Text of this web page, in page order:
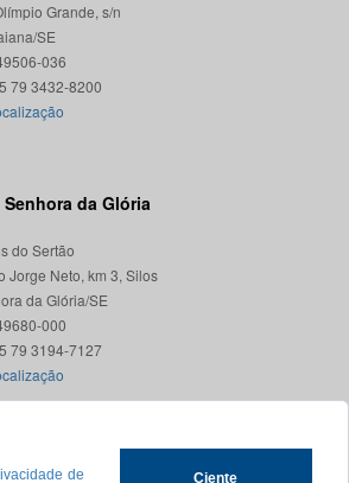
de Ciente
Grande, s/n
SE
036
da Glória
do Sertão
Jorge Neto, km 3, Silos
da Glória/SE
000
Contato +55 79 3194-7127